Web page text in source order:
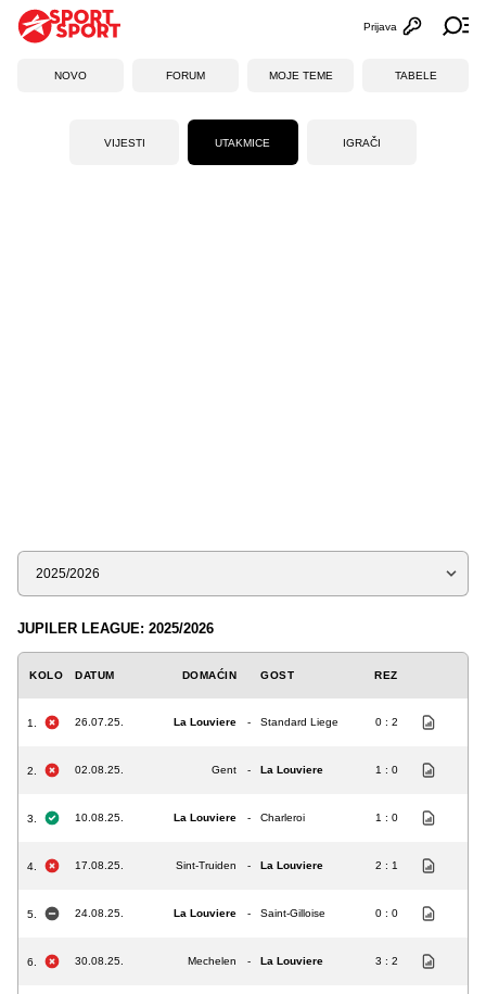
Otvori
Prijava
NOVO FORUM MOJE TEME TABELE
VIJESTI UTAKMICE IGRAČI
Sezona
JUPILER LEAGUE: 2025/2026
KOLO DATUM DOMAĆIN GOST REZ
1. 26.07.25. La Louviere - Standard Liege 0 : 2
2. 02.08.25. Gent - La Louviere 1 : 0
3. 10.08.25. La Louviere - Charleroi 1 : 0
4. 17.08.25. Sint-Truiden - La Louviere 2 : 1
5. 24.08.25. La Louviere - Saint-Gilloise 0 : 0
6. 30.08.25. Mechelen - La Louviere 3 : 2